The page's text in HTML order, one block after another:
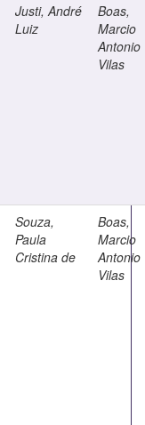
Justi, André
Luiz
Boas,
Marcio
Antonio
Vilas
Souza,
Paula
Cristina de
Boas,
Marcio
Antonio
Vilas